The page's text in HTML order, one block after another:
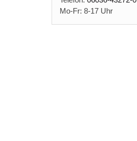
Mo-Fr: 8-17 Uhr